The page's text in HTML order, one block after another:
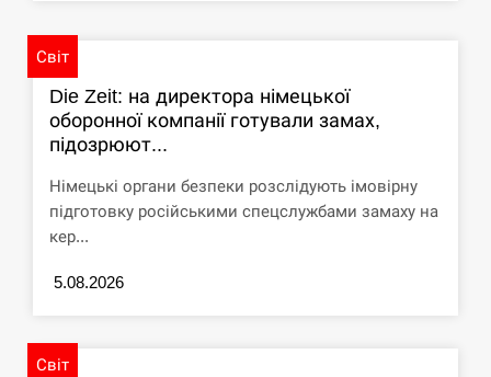
12:23
переправу, склады и другие важные объекты…
СЕРПЕНЬ
12:10
У США зафіксували рекордний спалах
циклоспорозу, захворіли понад 10 тисяч…
Світ
Die Zeit: на директора німецької
оборонної компанії готували замах,
підозрюют...
Німецькі органи безпеки розслідують імовірну
підготовку російськими спецслужбами замаху на
кер...
5.08.2026
Світ